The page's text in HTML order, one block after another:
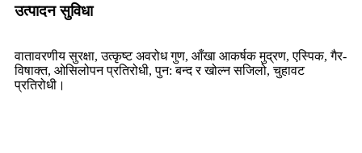
उत्पादन सुविधा
वातावरणीय सुरक्षा, उत्कृष्ट अवरोध गुण, आँखा आकर्षक मुद्रण, एस्पिक, गैर-
विषाक्त, ओसिलोपन प्रतिरोधी, पुन: बन्द र खोल्न सजिलो, चुहावट
प्रतिरोधी।